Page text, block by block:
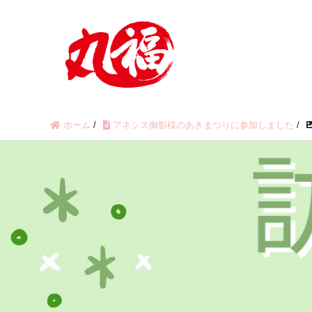
ホーム / アネシス御影様のあきまつりに参加しました /